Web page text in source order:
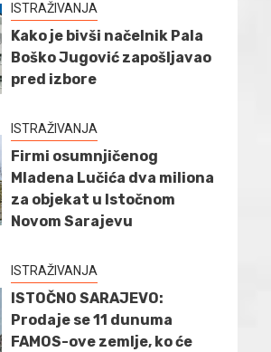
ISTRAŽIVANJA
Kako je bivši načelnik Pala
Boško Jugović zapošljavao
pred izbore
ISTRAŽIVANJA
Firmi osumnjičenog
Mladena Lučića dva miliona
za objekat u Istočnom
Novom Sarajevu
ISTRAŽIVANJA
ISTOČNO SARAJEVO:
Prodaje se 11 dunuma
FAMOS-ove zemlje, ko će